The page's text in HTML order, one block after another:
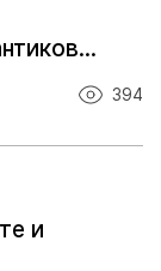
394
и